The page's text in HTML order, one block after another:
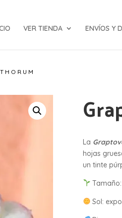
VER TIENDA ENVÍOS Y
La
hojas
un tinte
Sol: